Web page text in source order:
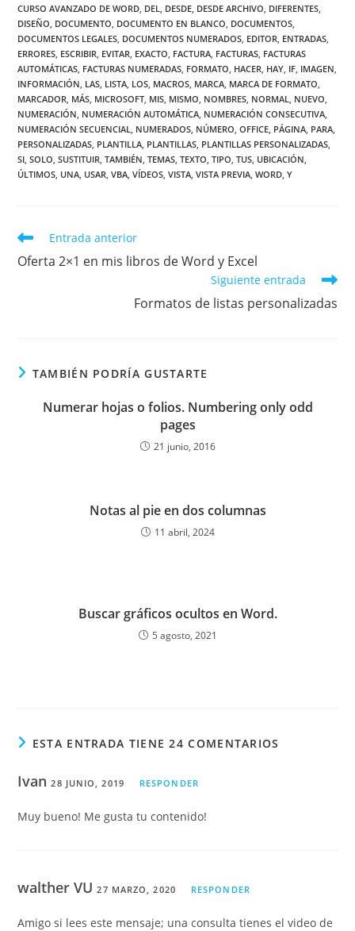
CURSO AVANZADO DE WORD, DEL, DESDE, DESDE ARCHIVO, DIFERENTES,
DISEÑO, DOCUMENTO, DOCUMENTO EN BLANCO, DOCUMENTOS,
DOCUMENTOS LEGALES, DOCUMENTOS NUMERADOS, EDITOR, ENTRADAS,
ERRORES, ESCRIBIR, EVITAR, EXACTO, FACTURA, FACTURAS, FACTURAS
AUTOMÁTICAS, FACTURAS NUMERADAS, FORMATO, HACER, HAY, IF, IMAGEN,
INFORMACIÓN, LAS, LISTA, LOS, MACROS, MARCA, MARCA DE FORMATO,
MARCADOR, MÁS, MICROSOFT, MIS, MISMO, NOMBRES, NORMAL, NUEVO,
NUMERACIÓN, NUMERACIÓN AUTOMÁTICA, NUMERACIÓN CONSECUTIVA,
NUMERACIÓN SECUENCIAL, NUMERADOS, NÚMERO, OFFICE, PÁGINA, PARA,
PERSONALIZADAS, PLANTILLA, PLANTILLAS, PLANTILLAS PERSONALIZADAS,
SI, SOLO, SUSTITUIR, TAMBIÉN, TEMAS, TEXTO, TIPO, TUS, UBICACIÓN,
ÚLTIMOS, UNA, USAR, VBA, VÍDEOS, VISTA, VISTA PREVIA, WORD, Y
Leer
más
artículos
Entrada anterior
Oferta 2×1 en mis libros de Word y Excel
Siguiente entrada
Formatos de listas personalizadas
TAMBIÉN PODRÍA GUSTARTE
Numerar hojas o folios. Numbering only odd
pages
21 junio, 2016
Notas al pie en dos columnas
11 abril, 2024
Buscar gráficos ocultos en Word.
5 agosto, 2021
ESTA ENTRADA TIENE 24 COMENTARIOS
Ivan28 JUNIO, 2019 RESPONDER
Muy bueno! Me gusta tu contenido!
walther VU27 MARZO, 2020 RESPONDER
Amigo si lees este mensaje; una consulta tienes el video de